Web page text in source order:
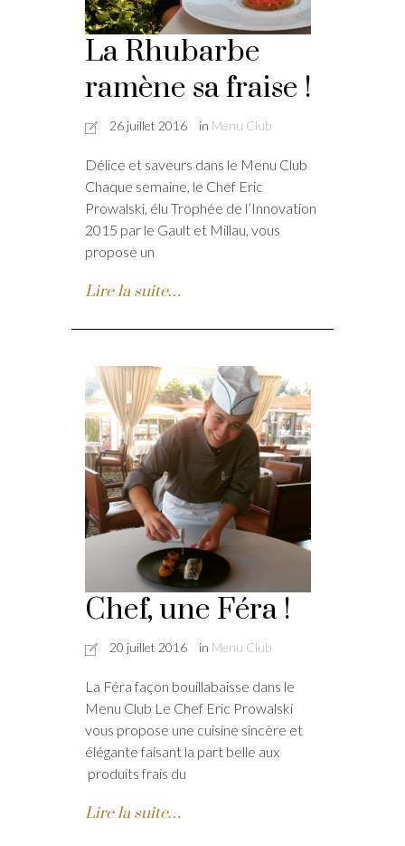
La Rhubarbe
ramène sa fraise !
26 juillet 2016 in Menu Club
Délice et saveurs dans le Menu Club
Chaque semaine, le Chef Eric
Prowalski, élu Trophée de l’Innovation
2015 par le Gault et Millau, vous
propose un
Lire la suite…
Chef, une Féra !
20 juillet 2016 in Menu Club
La Féra façon bouillabaisse dans le
Menu Club Le Chef Eric Prowalski
vous propose une cuisine sincère et
élégante faisant la part belle aux
produits frais du
Lire la suite…